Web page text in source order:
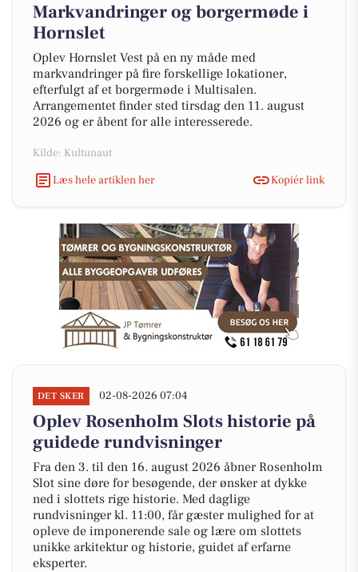
Markvandringer og borgermøde i
Hornslet
Oplev Hornslet Vest på en ny måde med
markvandringer på fire forskellige lokationer,
efterfulgt af et borgermøde i Multisalen.
Arrangementet finder sted tirsdag den 11. august
2026 og er åbent for alle interesserede.
Kilde: Kultunaut
Læs hele artiklen her
Kopiér link
DET SKER 02-08-2026 07:04
Oplev Rosenholm Slots historie på
guidede rundvisninger
Fra den 3. til den 16. august 2026 åbner Rosenholm
Slot sine døre for besøgende, der ønsker at dykke
ned i slottets rige historie. Med daglige
rundvisninger kl. 11:00, får gæster mulighed for at
opleve de imponerende sale og lære om slottets
unikke arkitektur og historie, guidet af erfarne
eksperter.